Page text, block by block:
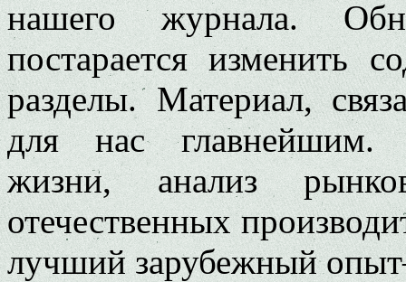
нашего журнала.
постарается изменить
разделы. Материал,
для нас главнейшим.
жизни, анализ
отечественных
лучший зарубежный